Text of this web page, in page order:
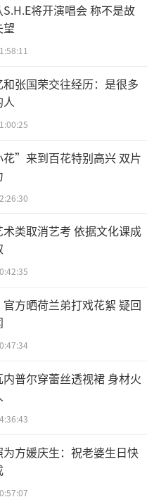
将开演唱会 称不是故
望
张国荣交往经历：是很多
”来到百花特别高兴 双片
类取消艺考 依据文化课成
官方晒荷兰弟打戏花絮 疑回
普尔穿蕾丝透视裙 身材火
方媛庆生：祝老婆生日快